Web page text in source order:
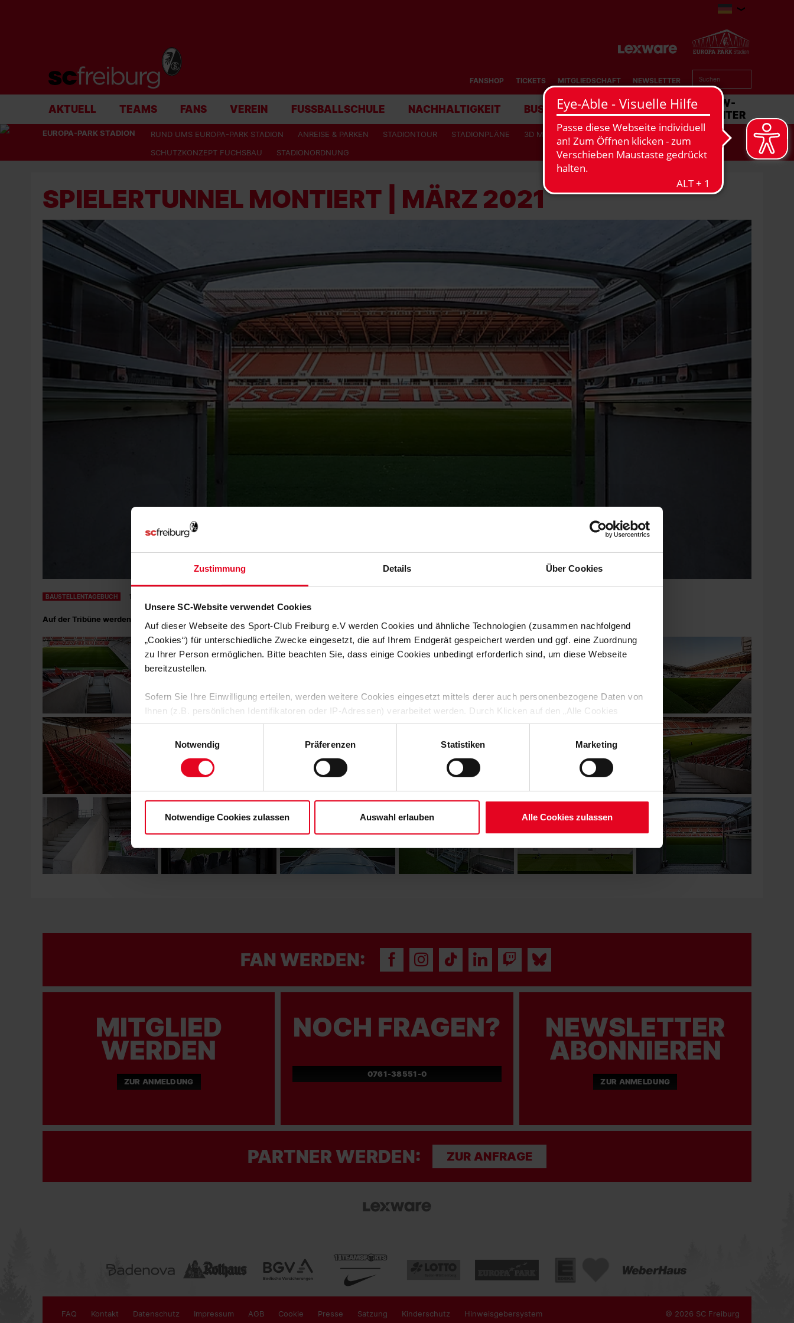
Zustimmung Details Über Cookies
Unsere SC-Website verwendet Cookies
Auf dieser Webseite des Sport-Club Freiburg e.V werden Cookies und ähnliche Technologien (zusammen nachfolgend
„Cookies“) für unterschiedliche Zwecke eingesetzt, die auf Ihrem Endgerät gespeichert werden und ggf. eine Zuordnung
zu Ihrer Person ermöglichen. Bitte beachten Sie, dass einige Cookies unbedingt erforderlich sind, um diese Webseite
bereitzustellen.
Sofern Sie Ihre Einwilligung erteilen, werden weitere Cookies eingesetzt mittels derer auch personenbezogene Daten von
Ihnen (z.B. persönlichen Identifikatoren oder IP-Adressen) verarbeitet werden. Durch Klicken auf den „Alle Cookies
zulassen“-Button stimmen Sie der Speicherung aller aufgeführten Cookies und der entsprechenden Verarbeitung Ihrer
personenbezogenen Daten für die unten jeweils angegebene Zwecke gem. § 25 Abs. 1 TDDDG, Art. 6 Abs. 1 lit. a DSGVO
Soweit Sie „Notwendige Cookies“ auswählen, werden nur unbedingt erforderliche Cookies eingesetzt. Ihre etwaig erteilten
Einwilligungsauswahl
Notwendig
Präferenzen Statistiken Marketing
Notwendige Cookies zulassen Auswahl erlauben Alle Cookies zulassen
FANSHOP TICKETS MITGLIEDSCHAFT NEWSLETTER
AKTUELL TEAMS FANS VEREIN FUSSBALLSCHULE NACHHALTIGKEIT BUSINESS STADION MATCHCENTER
EUROPA-PARK STADION RUND UMS EUROPA-PARK STADION ANREISE & PARKEN STADIONTOUR STADIONPLÄNE 3D MODELL
BAUSTELLENTAGEBUCH
SCHUTZKONZEPT FUCHSBAU
STADIONORDNUNG
SPIELERTUNNEL MONTIERT | MÄRZ 2021
BAUSTELLENTAGEBUCH 14.04.2021
Auf der Tribüne werden im Nordwesten Freiburgs im März die Glasgeländer fest verankert, im Innenraum wird der ausfahrbare Spielertunnel montiert.
FAN WERDEN:
MITGLIED
WERDEN
ZUR ANMELDUNG
NOCH FRAGEN?
0761-38551-0
NEWSLETTER
ABONNIEREN
ZUR ANMELDUNG
PARTNER WERDEN: ZUR ANFRAGE
FAQ Kontakt Datenschutz Impressum AGB Cookie Presse Satzung Kinderschutz Hinweisgebersystem © 2026 SC Freiburg